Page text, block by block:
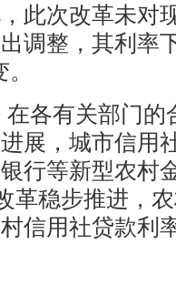
此次改革未对
调整，其利率
各有关部门的
展，城市信用
行等新型农村
革稳步推进，
信用社贷款利